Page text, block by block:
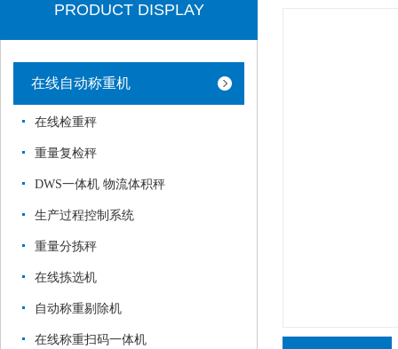
PRODUCT DISPLAY
在线自动称重机
在线检重秤
重量复检秤
DWS一体机 物流体积秤
生产过程控制系统
重量分拣秤
在线拣选机
自动称重剔除机
在线称重扫码一体机